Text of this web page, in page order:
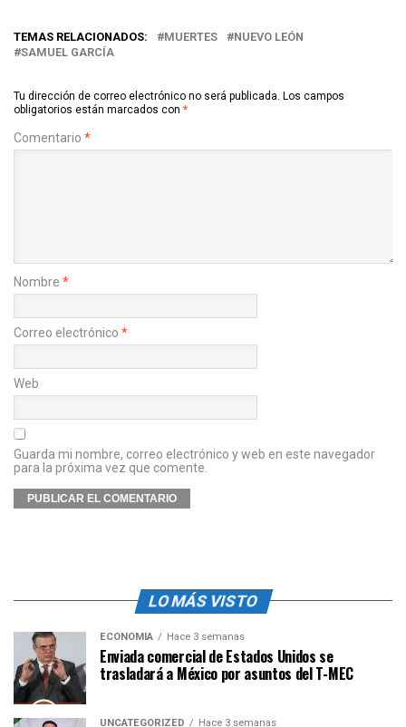
TEMAS RELACIONADOS: MUERTES
NUEVO LEÓN
SAMUEL GARCÍA
Tu dirección de correo electrónico no será publicada. Los campos
obligatorios están marcados con *
Comentario *
Nombre *
Correo electrónico *
Web
Guarda mi nombre, correo electrónico y web en este navegador
para la próxima vez que comente.
LO MÁS VISTO
ECONOMÍA Hace 3 semanas
Enviada comercial de Estados Unidos se
trasladará a México por asuntos del T-MEC
UNCATEGORIZED Hace 3 semanas